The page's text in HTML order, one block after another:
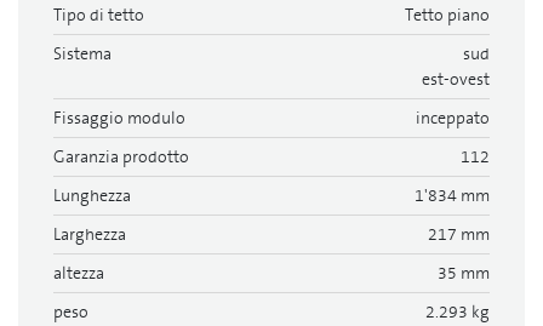
Tipo di tetto
Tetto piano
Sistema
sud
est-ovest
Fissaggio modulo
inceppato
Garanzia prodotto
112
Lunghezza
1'834 mm
Larghezza
217 mm
altezza
35 mm
peso
2.293 kg